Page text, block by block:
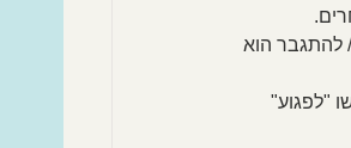
להתגבר הוא
"לפגוע"